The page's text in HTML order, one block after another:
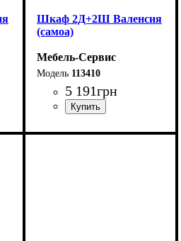
Шкаф 2Д+2Ш Валенсия
(самоа)
Мебель-Сервис
113410
5 191грн